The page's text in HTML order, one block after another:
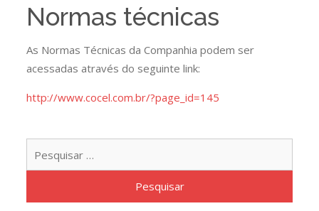
Normas técnicas
As Normas Técnicas da Companhia podem ser
acessadas através do seguinte link:
http://www.cocel.com.br/?page_id=145